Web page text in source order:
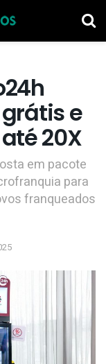
grátis e
20X
em pacote
para
franqueados